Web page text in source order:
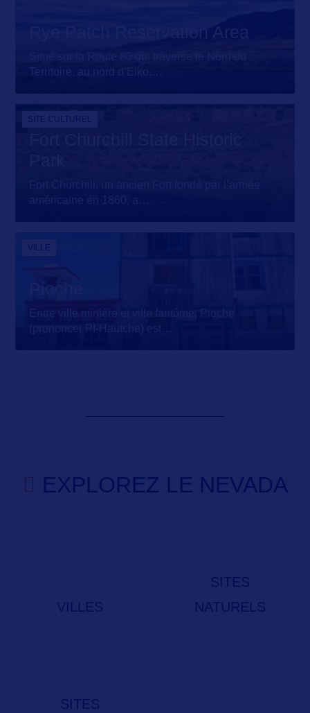
SITE CULTUREL
Fort Churchill State Historic
Park
VILLE
Pioche
Entre ville minière et ville fantôme, Pioche
(prononcer PI-Hautche) est
EXPLOREZ LE NEVADA
VILLES
SITES
NATURELS
SITES